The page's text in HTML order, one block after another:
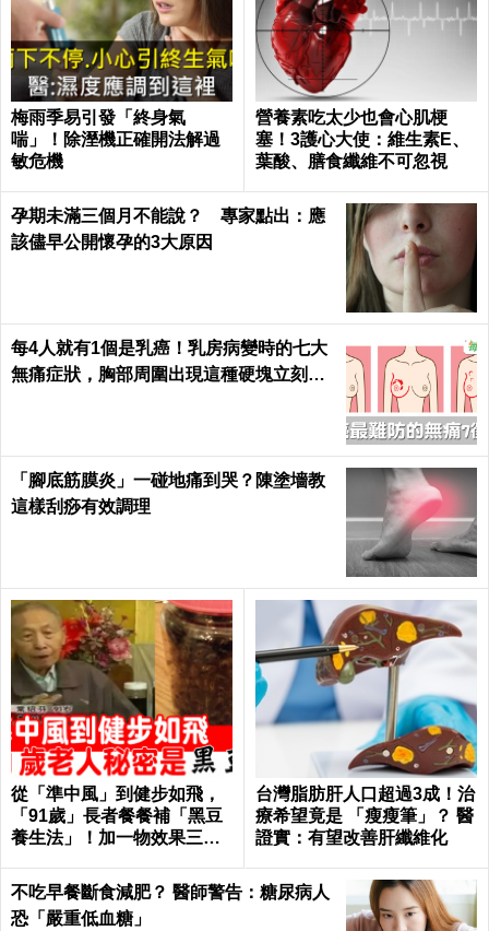
梅雨季易引發「終身氣
喘」！除溼機正確開法解過
敏危機
營養素吃太少也會心肌梗
塞！3護心大使：維生素E、
葉酸、膳食纖維不可忽視
孕期未滿三個月不能說？ 專家點出：應
該儘早公開懷孕的3大原因
每4人就有1個是乳癌！乳房病變時的七大
無痛症狀，胸部周圍出現這種硬塊立刻就
「腳底筋膜炎」一碰地痛到哭？陳塗墻教
這樣刮痧有效調理
從「準中風」到健步如飛，
「91歲」長者餐餐補「黑豆
養生法」！加一物效果三級
台灣脂肪肝人口超過3成！治
療希望竟是 「瘦瘦筆」？ 醫
證實：有望改善肝纖維化
不吃早餐斷食減肥？ 醫師警告：糖尿病人
恐「嚴重低血糖」